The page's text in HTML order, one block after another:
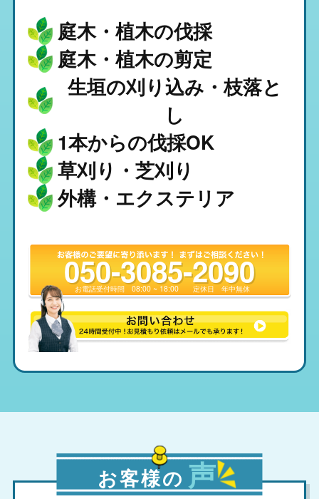
庭木・植木の伐採
1本からの伐採OK
庭木・植木の剪定
草刈り・芝刈り
生垣の刈り込み・枝落と
し
外構・エクステリア
050-3085-2090
お電話受付時間08:00 ~ 18:00 定休日年中無休
お客様の 声